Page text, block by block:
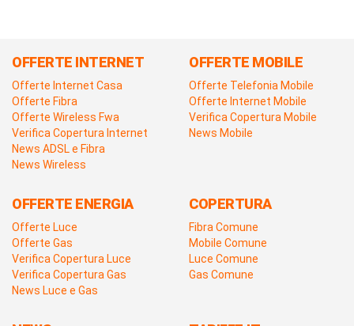
OFFERTE INTERNET
Offerte Internet Casa
Offerte Fibra
Offerte Wireless Fwa
Verifica Copertura Internet
News ADSL e Fibra
News Wireless
OFFERTE MOBILE
Offerte Telefonia Mobile
Offerte Internet Mobile
Verifica Copertura Mobile
News Mobile
OFFERTE ENERGIA
Offerte Luce
Offerte Gas
Verifica Copertura Luce
Verifica Copertura Gas
News Luce e Gas
COPERTURA
Fibra Comune
Mobile Comune
Luce Comune
Gas Comune